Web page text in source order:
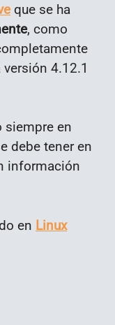
que se ha
, como
4.12.1
siempre en
debe tener en
información
en Linux